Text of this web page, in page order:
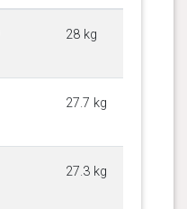
28 kg
27.7 kg
27.3 kg